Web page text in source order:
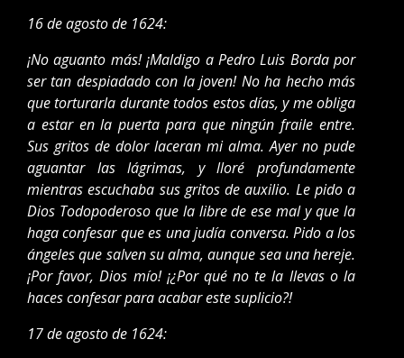
16 de agosto de 1624:
¡No aguanto más! ¡Maldigo a Pedro Luis Borda por
ser tan despiadado con la joven! No ha hecho más
que torturarla durante todos estos días, y me obliga
a estar en la puerta para que ningún fraile entre.
Sus gritos de dolor laceran mi alma. Ayer no pude
aguantar las lágrimas, y lloré profundamente
mientras escuchaba sus gritos de auxilio. Le pido a
Dios Todopoderoso que la libre de ese mal y que la
haga confesar que es una judía conversa. Pido a los
ángeles que salven su alma, aunque sea una hereje.
¡Por favor, Dios mío! ¡¿Por qué no te la llevas o la
haces confesar para acabar este suplicio?!
17 de agosto de 1624: